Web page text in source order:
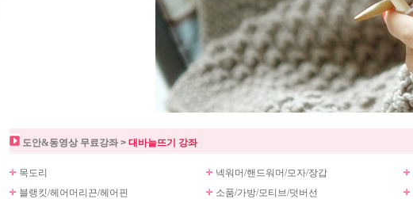
도안&동영상 무료강좌 > 대바늘뜨기 강좌
목도리 넥워머/핸드워머/모자/장갑
블랭킷/헤어머리끈/헤어핀
소품/가방/모티브/덧버선